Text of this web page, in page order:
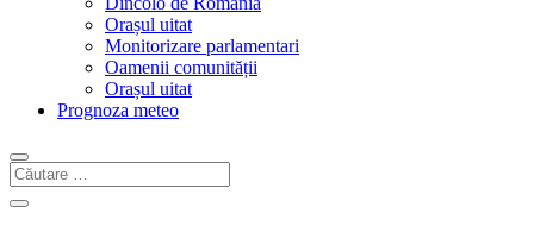
Orașul uitat
Monitorizare parlamentari
Oamenii comunității
Orașul uitat
Prognoza meteo